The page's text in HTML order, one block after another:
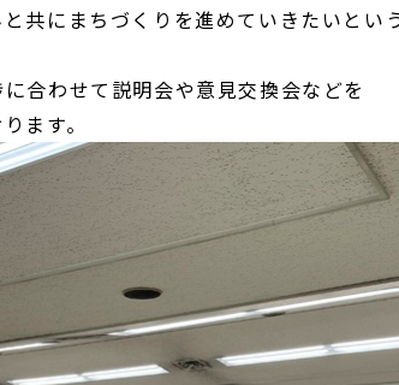
共にまちづくりを進めていきたいとい
合わせて説明会や意見交換会などを
ます。